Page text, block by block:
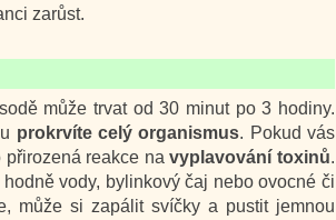
zarůst.
může trvat od 30 minut po 3 hodiny.
prokrvíte celý organismus. Pokud vás
přirozená reakce navyplavování toxinů.
vody, bylinkový čaj nebo ovocné či
může si zapálit svíčky a pustit jemnou